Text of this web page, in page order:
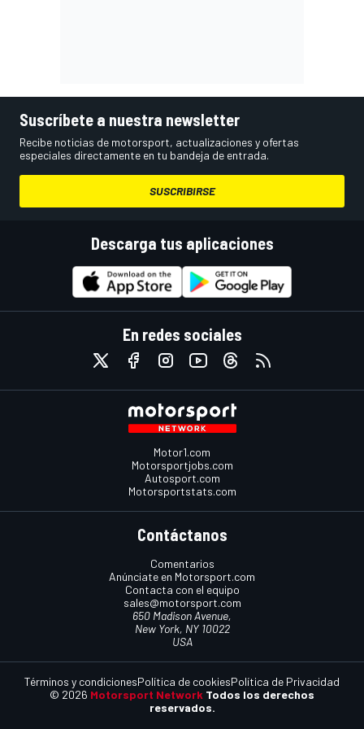
Suscríbete a nuestra newsletter
Recibe noticias de motorsport, actualizaciones y ofertas
especiales directamente en tu bandeja de entrada.
SUSCRIBIRSE
Descarga tus aplicaciones
En redes sociales
Motor1.com
Motorsportjobs.com
Autosport.com
Motorsportstats.com
Contáctanos
Comentarios
Anúnciate en Motorsport.com
Contacta con el equipo
sales@motorsport.com
650 Madison Avenue,
New York, NY 10022
USA
© 2026 Motorsport Network Todos los derechos
reservados.
Términos y condicionesPolítica de cookiesPolítica de Privacidad